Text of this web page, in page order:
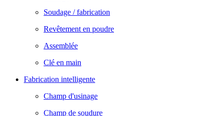
Soudage / fabrication
Revêtement en poudre
Assemblée
Clé en main
Fabrication intelligente
Champ d'usinage
Champ de soudure